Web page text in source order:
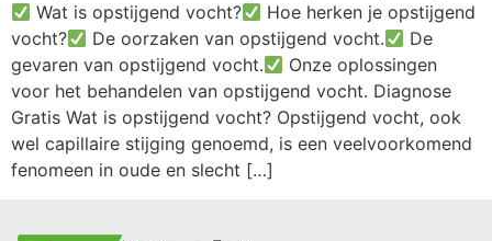
Wat is opstijgend vocht?
Hoe herken je opstijgend
vocht?
De oorzaken van opstijgend vocht.
De
gevaren van opstijgend vocht.
Onze oplossingen
voor het behandelen van opstijgend vocht. Diagnose
Gratis Wat is opstijgend vocht? Opstijgend vocht, ook
wel capillaire stijging genoemd, is een veelvoorkomend
fenomeen in oude en slecht […]